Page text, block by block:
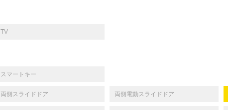
TV
スマートキー
両側スライドドア 両側電動スライドドア